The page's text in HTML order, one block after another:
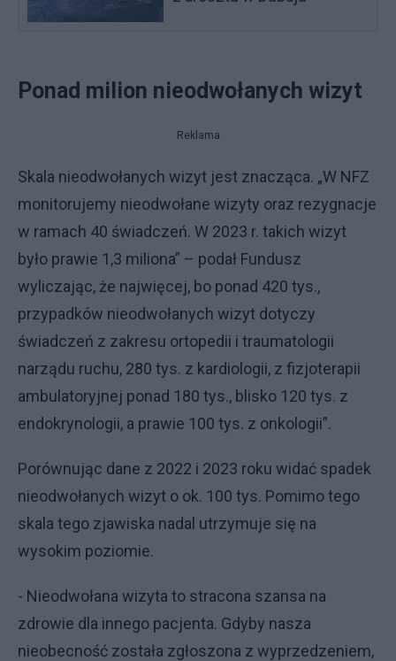
Ponad milion nieodwołanych wizyt
Reklama
Skala nieodwołanych wizyt jest znacząca. „W NFZ
monitorujemy nieodwołane wizyty oraz rezygnacje
w ramach 40 świadczeń. W 2023 r. takich wizyt
było prawie 1,3 miliona” – podał Fundusz
wyliczając, że najwięcej, bo ponad 420 tys.,
przypadków nieodwołanych wizyt dotyczy
świadczeń z zakresu ortopedii i traumatologii
narządu ruchu, 280 tys. z kardiologii, z fizjoterapii
ambulatoryjnej ponad 180 tys., blisko 120 tys. z
endokrynologii, a prawie 100 tys. z onkologii”.
Porównując dane z 2022 i 2023 roku widać spadek
nieodwołanych wizyt o ok. 100 tys. Pomimo tego
skala tego zjawiska nadal utrzymuje się na
wysokim poziomie.
- Nieodwołana wizyta to stracona szansa na
zdrowie dla innego pacjenta. Gdyby nasza
nieobecność została zgłoszona z wyprzedzeniem,